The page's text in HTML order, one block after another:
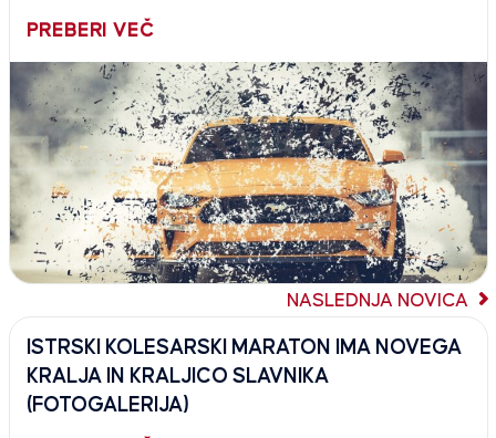
PREBERI VEČ
NASLEDNJA NOVICA
ISTRSKI KOLESARSKI MARATON IMA NOVEGA
KRALJA IN KRALJICO SLAVNIKA
(FOTOGALERIJA)